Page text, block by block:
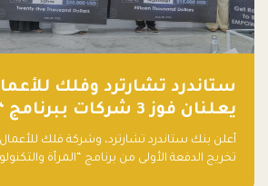
ستاندرد تشارترد وفلك
يعلنان فوز 3 شركات
والتكنولوجيا”
أعلن بنك ستاندرد تشارترد، وشركة فلك